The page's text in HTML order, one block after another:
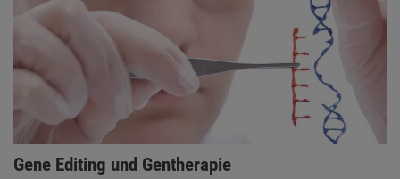
Gene Editing und Gentherapie